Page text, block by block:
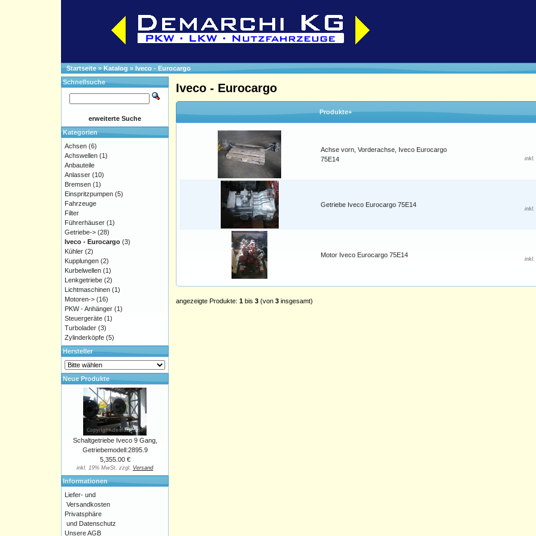
Startseite»Katalog » Iveco - Eurocargo
Iveco - Eurocargo
Produkte+
Achse vorn, Vorderachse, Iveco Eurocargo
75E14
inkl.
Getriebe Iveco Eurocargo 75E14
inkl.
Motor Iveco Eurocargo 75E14
inkl.
angezeigte Produkte: 1 bis 3 (von 3 insgesamt)
Schnellsuche
erweiterte Suche
Kategorien
Achsen (6)
Achswellen (1)
Anbauteile
Anlasser (10)
Bremsen (1)
Einspritzpumpen (5)
Fahrzeuge
Filter
Führerhäuser (1)
Getriebe-> (28)
Iveco - Eurocargo (3)
Kühler (2)
Kupplungen (2)
Kurbelwellen (1)
Lenkgetriebe (2)
Lichtmaschinen (1)
Motoren-> (16)
PKW - Anhänger (1)
Steuergeräte (1)
Turbolader (3)
Zylinderköpfe (5)
Hersteller
Neue Produkte
Schaltgetriebe Iveco 9 Gang,
Getriebemodell:2895.9
5,355.00 €
inkl. 19% MwSt. zzgl. Versand
Informationen
Liefer- und
Versandkosten
Privatsphäre
und Datenschutz
Unsere AGB